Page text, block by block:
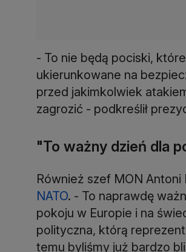
- To nie będą pociski,
ukierunkowane na
przed jakimkolwiek
zagrozić - podkreślił
"To ważny dzień dla
Również szef MON
NATO. - To naprawdę
pokoju w Europie i na
polityczna, którą
temu byliśmy już bardzo